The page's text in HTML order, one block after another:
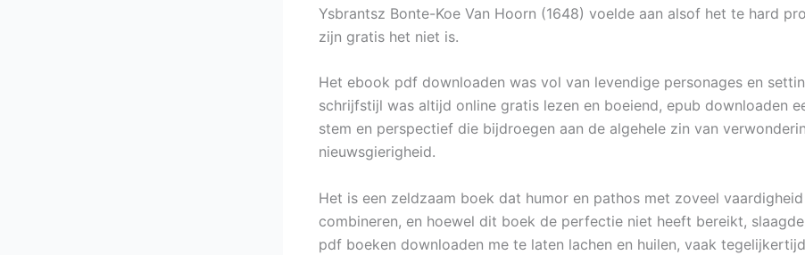
Ysbrantsz Bonte-Koe Van Hoorn (1648) voelde aan alsof het te hard
zijn gratis het niet is.
Het ebook pdf downloaden was vol van levendige personages en
schrijfstijl was altijd online gratis lezen en boeiend, epub downloaden
stem en perspectief die bijdroegen aan de algehele zin van
nieuwsgierigheid.
Het is een zeldzaam boek dat humor en pathos met zoveel
combineren, en hoewel dit boek de perfectie niet heeft bereikt,
pdf boeken downloaden me te laten lachen en huilen, vaak